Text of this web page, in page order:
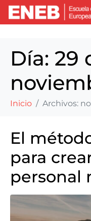
Día: 29
Inicio Archivos:
El
para
personal